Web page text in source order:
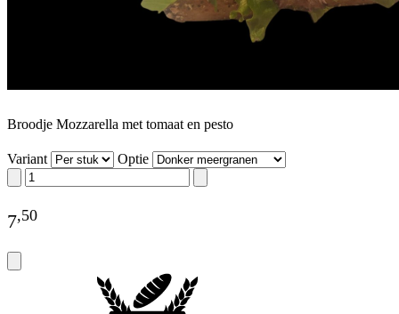
Broodje Mozzarella met tomaat en pesto
Variant Optie
7,50